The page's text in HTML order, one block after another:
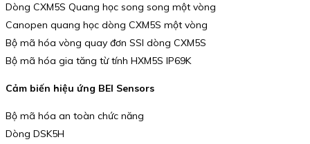
Dòng CXM5S Quang học song song một vòng
Canopen quang học dòng CXM5S một vòng
Bộ mã hóa vòng quay đơn SSI dòng CXM5S
Bộ mã hóa gia tăng từ tính HXM5S IP69K
Cảm biến hiệu ứng BEI Sensors
Bộ mã hóa an toàn chức năng
Dòng DSK5H